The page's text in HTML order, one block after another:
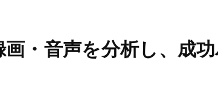
・音声を分析し、成